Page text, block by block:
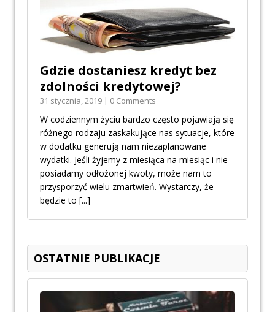
Gdzie dostaniesz kredyt bez
zdolności kredytowej?
31 stycznia, 2019 | 0 Comments
W codziennym życiu bardzo często pojawiają się
różnego rodzaju zaskakujące nas sytuacje, które
w dodatku generują nam niezaplanowane
wydatki. Jeśli żyjemy z miesiąca na miesiąc i nie
posiadamy odłożonej kwoty, może nam to
przysporzyć wielu zmartwień. Wystarczy, że
będzie to [...]
OSTATNIE PUBLIKACJE